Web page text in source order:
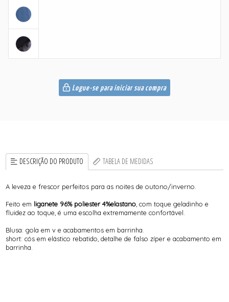
Logue-se para iniciar sua compra
DESCRIÇÃO DO PRODUTO TABELA DE MEDIDAS
A leveza e frescor perfeitos para as noites de outono/inverno.
Feito em liganete 96% poliester 4%elastano , com toque geladinho e
fluidez ao toque, é uma escolha extremamente confortável.
Blusa: gola em v e acabamentos em barrinha.
short: cós em elástico rebatido, detalhe de falso zíper e acabamento em
barrinha.